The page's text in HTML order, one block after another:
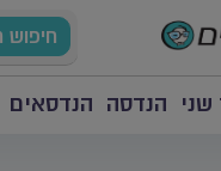
חיפוש
הנדסה הנדסאים